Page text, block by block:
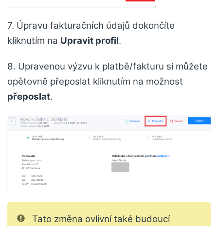
7. Úpravu fakturačních údajů dokončíte
kliknutím na Upravit profil.
8. Upravenou výzvu k platbě/fakturu si můžete
opětovně přeposlat kliknutím na možnost
přeposlat.
Tato změna ovlivní také budoucí